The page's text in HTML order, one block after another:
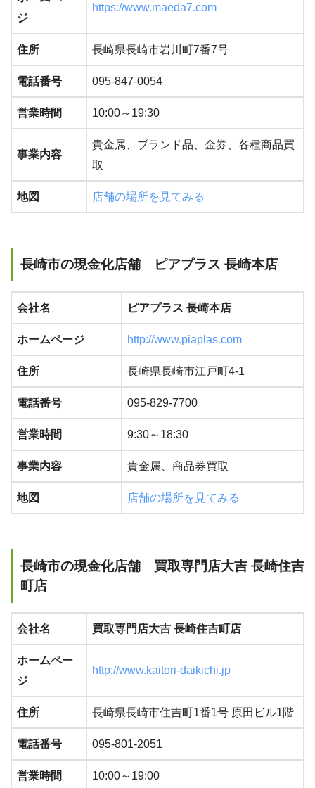
ジ
https://www.maeda7.com
住所 長崎県長崎市岩川町7番7号
電話番号 095-847-0054
営業時間 10:00～19:30
事業内容
貴金属、ブランド品、金券、各種商品買
取
地図 店舗の場所を見てみる
長崎市の現金化店舗 ピアプラス 長崎本店
会社名 ピアプラス 長崎本店
ホームページ http://www.piaplas.com
住所 長崎県長崎市江戸町4-1
電話番号 095-829-7700
営業時間 9:30～18:30
事業内容 貴金属、商品券買取
地図 店舗の場所を見てみる
長崎市の現金化店舗 買取専門店大吉 長崎住吉
町店
会社名 買取専門店大吉 長崎住吉町店
ホームペー
ジ
http://www.kaitori-daikichi.jp
住所 長崎県長崎市住吉町1番1号 原田ビル1階
電話番号 095-801-2051
営業時間 10:00～19:00